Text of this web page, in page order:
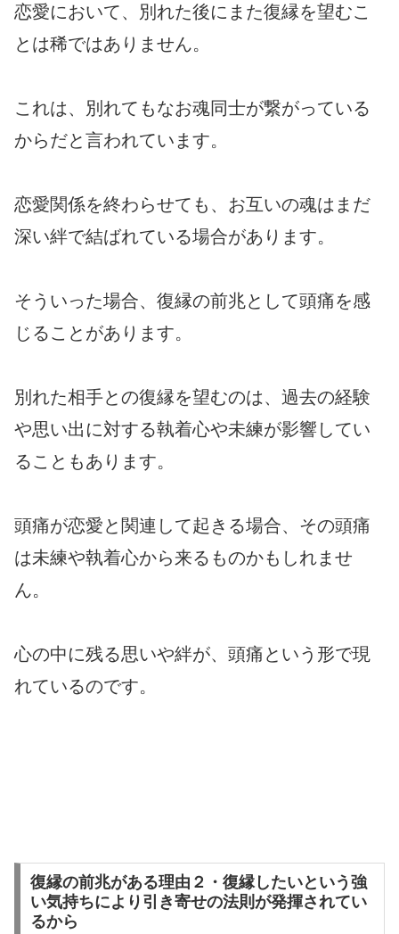
恋愛において、別れた後にまた復縁を望むこ
とは稀ではありません。
これは、別れてもなお魂同士が繋がっている
からだと言われています。
恋愛関係を終わらせても、お互いの魂はまだ
深い絆で結ばれている場合があります。
そういった場合、復縁の前兆として頭痛を感
じることがあります。
別れた相手との復縁を望むのは、過去の経験
や思い出に対する執着心や未練が影響してい
ることもあります。
頭痛が恋愛と関連して起きる場合、その頭痛
は未練や執着心から来るものかもしれませ
ん。
心の中に残る思いや絆が、頭痛という形で現
れているのです。
復縁の前兆がある理由２・復縁したいという強
い気持ちにより引き寄せの法則が発揮されてい
るから